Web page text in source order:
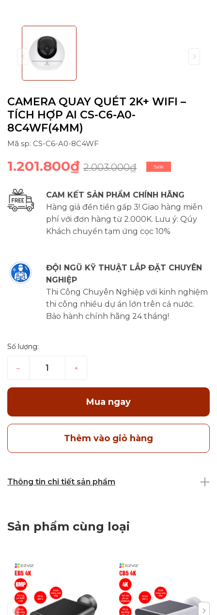
CAMERA QUAY QUÉT 2K+ WIFI –
TÍCH HỢP AI CS-C6-A0-
8C4WF(4MM)
Mã sp: CS-C6-A0-8C4WF
1.201.800₫ 2.003.000₫ Sale
CAM KẾT SẢN PHẨM CHÍNH HÃNG
Hàng giả đền tiền gấp 3! Giao hàng miễn
phí với đơn hàng từ 2.000K. Lưu ý: Qúy
Khách chuyển tạm ứng cọc 10%
ĐỘI NGŨ KỸ THUẬT LẮP ĐẶT CHUYÊN
NGHIỆP
Thi Công Chuyên Nghiệp với kinh nghiệm
thi công nhiều dự án lớn trên cả nước.
Bảo hành chính hãng 24 tháng!
Số lượng:
– +
Mua ngay
Thêm vào giỏ hàng
Thông tin chi tiết sản phẩm
Sản phẩm cùng loại